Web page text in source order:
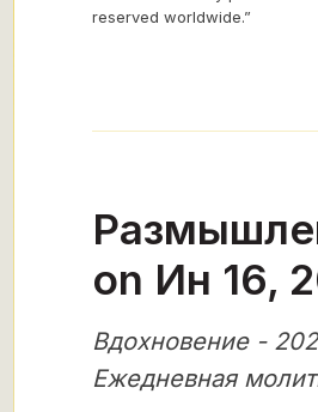
reserved worldwide.”
on Ин 16,
Вдохновение -
Ежедневная